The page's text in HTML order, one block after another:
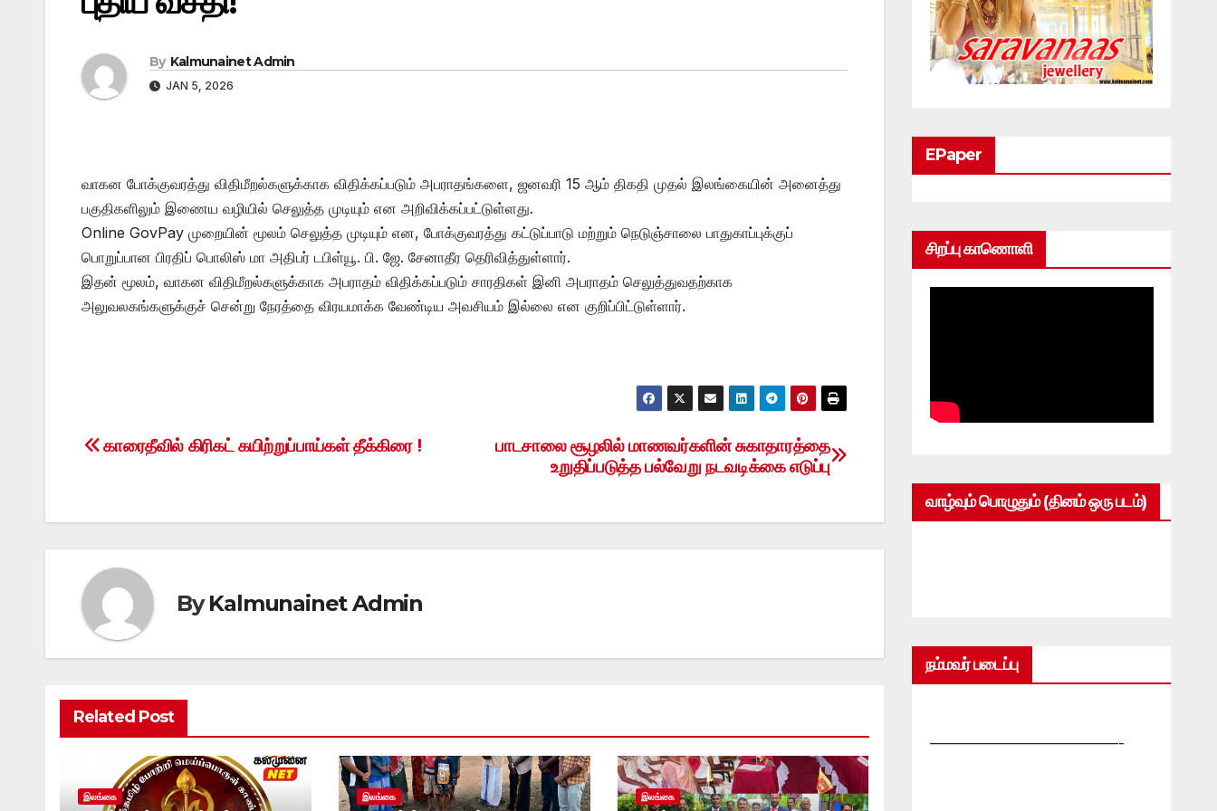
By Kalmunainet Admin
JAN 5, 2026
வாகன போக்குவரத்து விதிமீறல்களுக்காக விதிக்கப்படும் அபராதங்களை, ஜனவரி 15 ஆம் திகதி முதல் இலங்கையின் அனைத்து
பகுதிகளிலும் இணைய வழியில் செலுத்த முடியும் என அறிவிக்கப்பட்டுள்ளது.
Online GovPay முறையின் மூலம் செலுத்த முடியும் என, போக்குவரத்து கட்டுப்பாடு மற்றும் நெடுஞ்சாலை பாதுகாப்புக்குப்
பொறுப்பான பிரதிப் பொலிஸ் மா அதிபர் டபிள்யூ. பி. ஜே. சேனாதீர தெரிவித்துள்ளார்.
இதன் மூலம், வாகன விதிமீறல்களுக்காக அபராதம் விதிக்கப்படும் சாரதிகள் இனி அபராதம் செலுத்துவதற்காக
அலுவலகங்களுக்குச் சென்று நேரத்தை விரயமாக்க வேண்டிய அவசியம் இல்லை என குறிப்பிட்டுள்ளார்.
Post
பாடசாலை சூழலில் மாணவர்களின் சுகாதாரத்தை
உறுதிப்படுத்த பல்வேறு நடவடிக்கை எடுப்பு
காரைதீவில் கிரிகட் கயிற்றுப்பாய்கள் தீக்கிரை !
ByKalmunainet Admin
Related Post
இலங்கை இலங்கை இலங்கை
EPaper
சிறப்பு காணொளி
வாழ்வும் பொழுதும் (தினம் ஒரு படம்)
நம்மவர் படைப்பு
—————————————-